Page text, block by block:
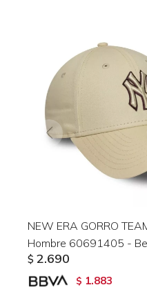
NEW ERA GORRO
Hombre 60691405 -
$ 2.690
$ 1.883